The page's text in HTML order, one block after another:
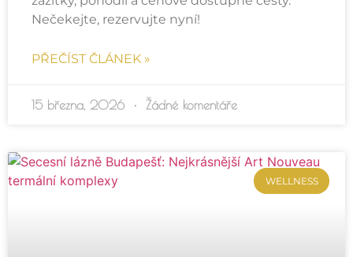
Nečekejte, rezervujte nyní!
PŘEČÍST ČLÁNEK »
15 března, 2026 Žádné komentáře
WELLNESS